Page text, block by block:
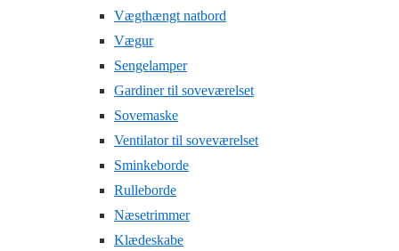
Vægthængt natbord
Vægur
Sengelamper
Gardiner til soveværelset
Sovemaske
Ventilator til soveværelset
Sminkeborde
Rulleborde
Næsetrimmer
Klædeskabe